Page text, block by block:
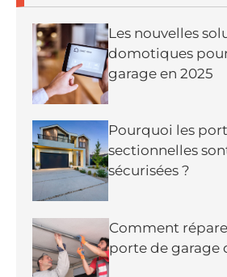
Les nouvelles
domotiques
garage en 2025
Pourquoi les
sectionnelles
sécurisées ?
Comment
porte de garage